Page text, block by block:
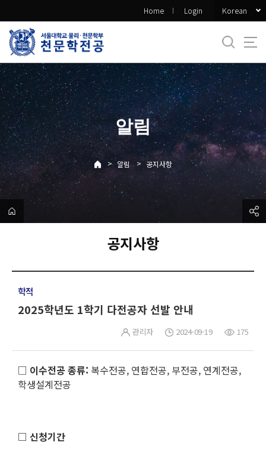
로
메
뉴
Home Login Korean
알림
> 알림 > 공지사항
공지사항
학적
2025학년도 1학기 다전공자 선발 안내
관리자 2024-09-19 175
□ 이수전공 종류: 복수전공, 연합전공, 부전공, 연계전공,
학생설계전공
□ 신청기간